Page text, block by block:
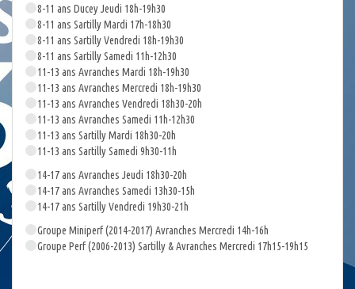
8-11 ans Ducey Jeudi 18h-19h30
8-11 ans Sartilly Mardi 17h-18h30
8-11 ans Sartilly Vendredi 18h-19h30
8-11 ans Sartilly Samedi 11h-12h30
11-13 ans Avranches Mardi 18h-19h30
11-13 ans Avranches Mercredi 18h-19h30
11-13 ans Avranches Vendredi 18h30-20h
11-13 ans Avranches Samedi 11h-12h30
11-13 ans Sartilly Mardi 18h30-20h
11-13 ans Sartilly Samedi 9h30-11h
14-17 ans Avranches Jeudi 18h30-20h
14-17 ans Avranches Samedi 13h30-15h
14-17 ans Sartilly Vendredi 19h30-21h
Groupe Miniperf (2014-2017) Avranches Mercredi 14h-16h
Groupe Perf (2006-2013) Sartilly & Avranches Mercredi 17h15-19h15